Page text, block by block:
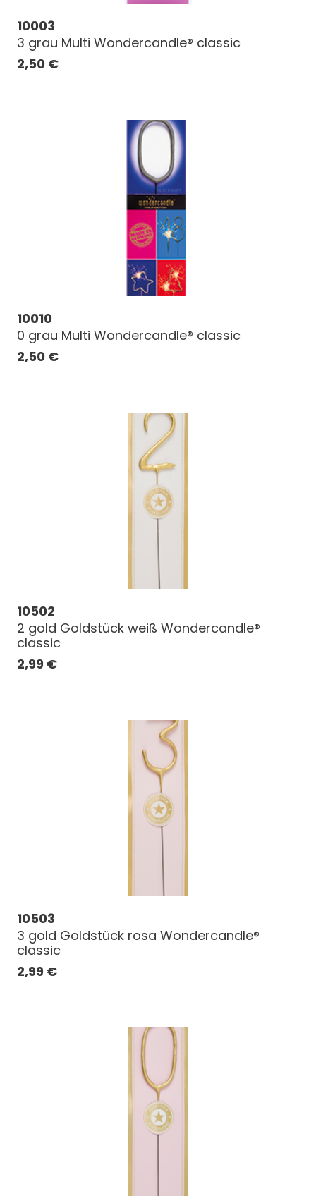
10003
3 grau Multi Wondercandle® classic
2,50 €
10010
0 grau Multi Wondercandle® classic
2,50 €
10502
2 gold Goldstück weiß Wondercandle®
classic
2,99 €
10503
3 gold Goldstück rosa Wondercandle®
classic
2,99 €